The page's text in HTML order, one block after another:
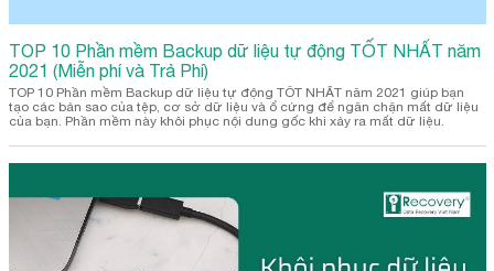
TOP 10 Phần mềm Backup dữ liệu tự động TỐT NHẤT năm
2021 (Miễn phí và Trả Phí)
TOP 10 Phần mềm Backup dữ liệu tự động TỐT NHẤT năm 2021 giúp bạn
tạo các bản sao của tệp, cơ sở dữ liệu và ổ cứng để ngăn chặn mất dữ liệu
của bạn. Phần mềm này khôi phục nội dung gốc khi xảy ra mất dữ liệu.